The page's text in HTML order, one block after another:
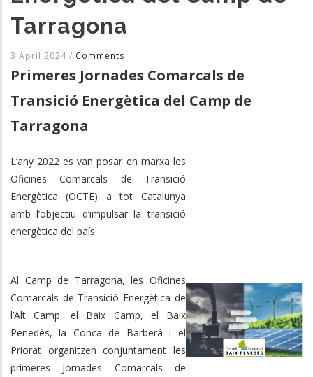
Tarragona
3 April 2024 / Comments
Primeres Jornades Comarcals de
Transició Energètica del Camp de
Tarragona
L’any 2022 es van posar en marxa les
Oficines Comarcals de Transició
Energètica (OCTE) a tot Catalunya
amb l’objectiu d’impulsar la transició
energètica del país.
Al Camp de Tarragona, les Oficines
Comarcals de Transició Energètica de
l’Alt Camp, el Baix Camp, el Baix
Penedès, la Conca de Barberà i el
Priorat organitzen conjuntament les
primeres Jornades Comarcals de